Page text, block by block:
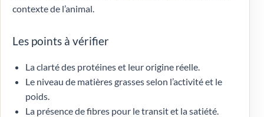
contexte de l’animal.
Les points à vérifier
La clarté des protéines et leur origine réelle.
Le niveau de matières grasses selon l’activité et le
poids.
La présence de fibres pour le transit et la satiété.